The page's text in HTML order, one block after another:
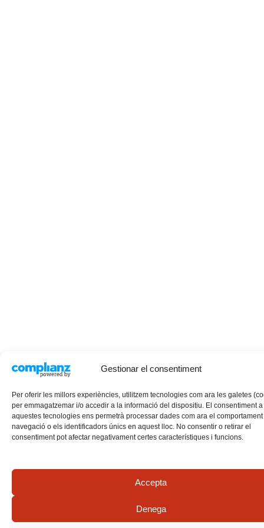
Gestionar el consentiment
Per oferir les millors experiències, utilitzem tecnologies com ara les galetes
per emmagatzemar i/o accedir a la informació del dispositiu. El consentiment a
aquestes tecnologies ens permetrà processar dades com ara el
navegació o els identificadors únics en aquest lloc. No consentir o retirar el
consentiment pot afectar negativament certes característiques i funcions.
Accepta
Denega